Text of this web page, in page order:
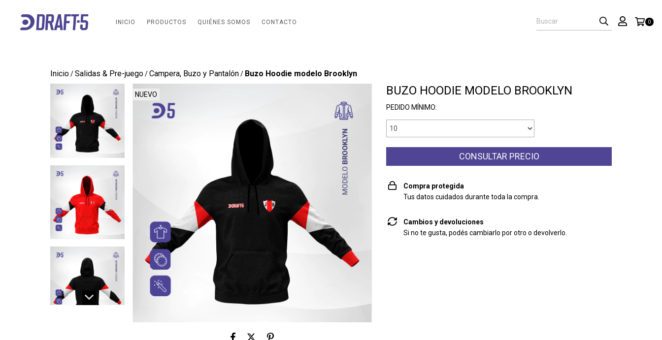
INICIO PRODUCTOS QUIÉNES SOMOS CONTACTO 0
Inicio/Salidas & Pre-juego/Campera, Buzo y Pantalón/ Buzo Hoodie modelo Brooklyn
NUEVO BUZO HOODIE MODELO BROOKLYN
PEDIDO MÍNIMO:
Compra protegida
Tus datos cuidados durante toda la compra.
Cambios y devoluciones
Si no te gusta, podés cambiarlo por otro o devolverlo.